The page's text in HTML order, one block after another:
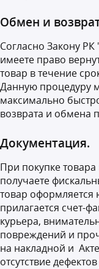
Обмен и
Согласно Закону
имеете право
товар в течение
Данную процедуру
максимально
возврата и обмена
Документация.
При покупке
получаете
товар
прилагается счет-
курьера,
повреждений и
на накладной и
отсутствие